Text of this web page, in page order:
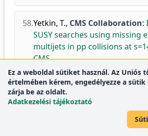
58.Yetkin, T., CMS Collaboration:
SUSY searches using missing
multijets in pp collisions at
CMS.
Acta phys. Pol., B.38 (2), 661-
DEA
CMS
Ez a weboldal sütiket használ. Az Uniós
értelmében kérem, engedélyezze a
zárja be az oldalt.
Adatkezelési tájékoztató